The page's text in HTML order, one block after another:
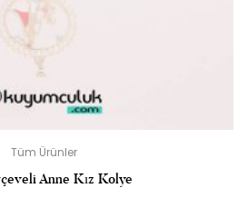
Tüm Ürünler
Anne Kız Kolye